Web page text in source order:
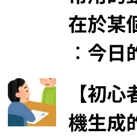
在於某
︰今日
【初
機生成